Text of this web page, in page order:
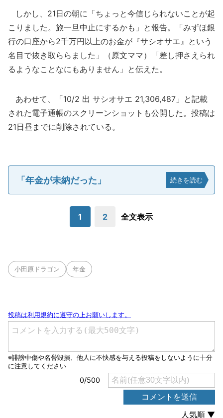
しかし、21日の朝に「ちょっと今信じられないことが起
こりました。旅一旦中止にするかも」と報告。「みずほ銀
行の口座から2千万円以上のお金が『サシオサエ』という
名目で抜き取ららました」（原文ママ）「差し押さえられ
るようなことなにもありません」と伝えた。
あわせて、「10/2 出 サシオサエ 21,306,487」と記載
された電子通帳のスクリーンショットも公開した。投稿は
21日昼までに削除されている。
「年金が未納だった」 続きを読む
1 2 全文表示
小田原ドラゴン 年金